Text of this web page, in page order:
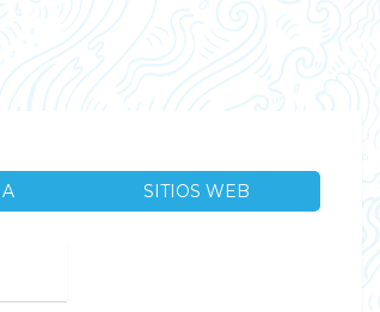
SITIOS WEB